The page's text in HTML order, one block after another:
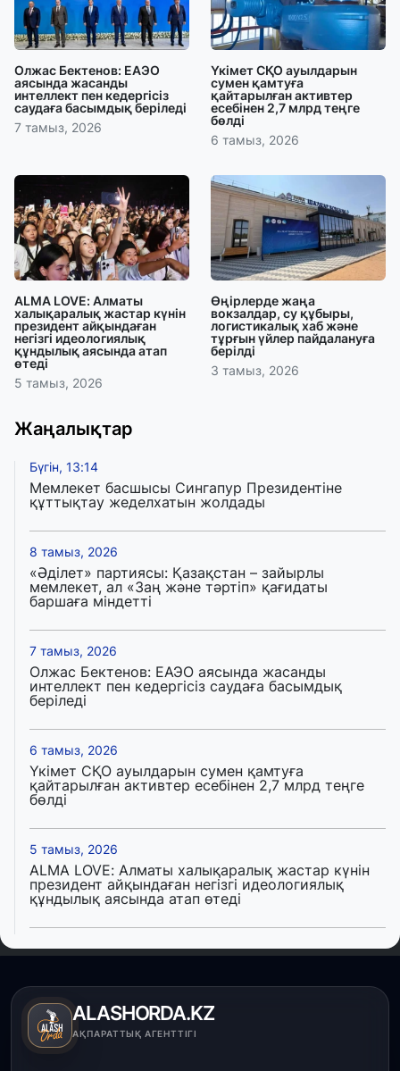
Олжас Бектенов: ЕАЭО
аясында жасанды
интеллект пен кедергісіз
саудаға басымдық беріледі
7 тамыз, 2026
Үкімет СҚО ауылдарын
сумен қамтуға
қайтарылған активтер
есебінен 2,7 млрд теңге
бөлді
6 тамыз, 2026
ALMA LOVE: Алматы
халықаралық жастар күнін
президент айқындаған
негізгі идеологиялық
құндылық аясында атап
өтеді
5 тамыз, 2026
Өңірлерде жаңа
вокзалдар, су құбыры,
логистикалық хаб және
тұрғын үйлер пайдалануға
берілді
3 тамыз, 2026
Жаңалықтар
Бүгін, 13:14
Мемлекет басшысы Сингапур Президентіне
құттықтау жеделхатын жолдады
8 тамыз, 2026
«Әділет» партиясы: Қазақстан – зайырлы
мемлекет, ал «Заң және тәртіп» қағидаты
баршаға міндетті
7 тамыз, 2026
Олжас Бектенов: ЕАЭО аясында жасанды
интеллект пен кедергісіз саудаға басымдық
беріледі
6 тамыз, 2026
Үкімет СҚО ауылдарын сумен қамтуға
қайтарылған активтер есебінен 2,7 млрд теңге
бөлді
5 тамыз, 2026
ALMA LOVE: Алматы халықаралық жастар күнін
президент айқындаған негізгі идеологиялық
құндылық аясында атап өтеді
5 тамыз, 2026
тұрғын үйді салып бітті
4 тамыз, 2026
Елде мал шаруашылығын қаржыландыру көлемі
ALASHORDA.KZ
АҚПАРАТТЫҚ АГЕНТТІГІ